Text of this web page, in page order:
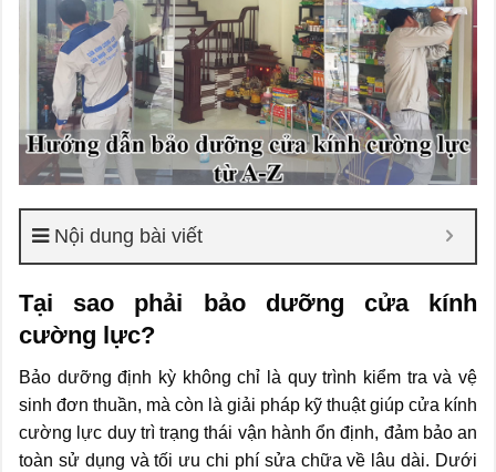
Nội dung bài viết
Tại sao phải bảo dưỡng cửa kính
cường lực?
Bảo dưỡng định kỳ không chỉ là quy trình kiểm tra và vệ
sinh đơn thuần, mà còn là giải pháp kỹ thuật giúp cửa kính
cường lực duy trì trạng thái vận hành ổn định, đảm bảo an
toàn sử dụng và tối ưu chi phí sửa chữa về lâu dài. Dưới